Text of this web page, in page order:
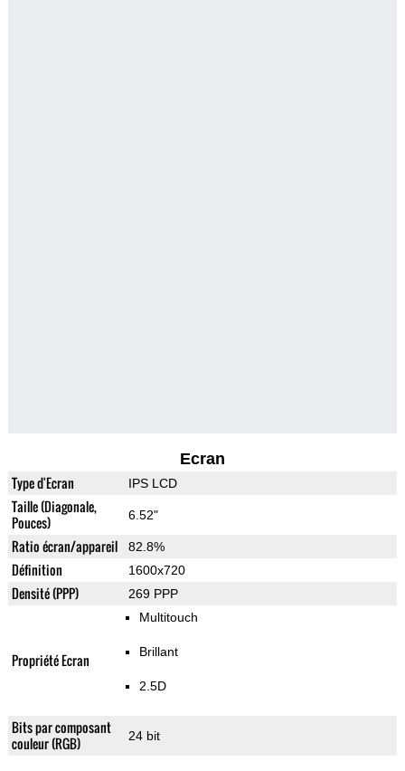
Ecran
Type d'Ecran IPS LCD
Taille (Diagonale,
Pouces)
6.52"
Ratio écran/appareil 82.8%
Définition 1600x720
Densité (PPP) 269 PPP
Propriété Ecran
Multitouch
Brillant
2.5D
Bits par composant
couleur (RGB)
24 bit